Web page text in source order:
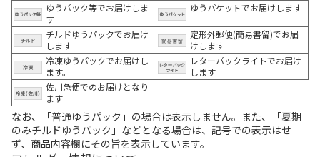
ゆうパック等でお届けしま
す
ゆうパケットでお届けします
チルドゆうパックでお届け
します
定形外郵便(簡易書留)でお届
けします
冷凍ゆうパックでお届けし
ます。
レターパックライトでお届け
します
佐川急便でのお届けとなり
ます
なお、「普通ゆうパック」の場合は表示しません。また、「夏期
のみチルドゆうパック」などとなる場合は、記号での表示はせ
ず、商品内容欄にその旨を表示しています。